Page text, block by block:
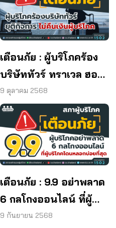
เตือนภัย : ผู้บริโภคร้อง
บริษัททัวร์ ทราเวล ฮอลิ
เดย์ ยุติกิจการ ไม่คืนเงิน
ผู้บริโภค
9 ตุลาคม 2568
เตือนภัย : 9.9 อย่าพลาด
6 กลโกงออนไลน์ ที่ผู้
บริโภคโดนหลอกบ่อย
9 กันยายน 2568